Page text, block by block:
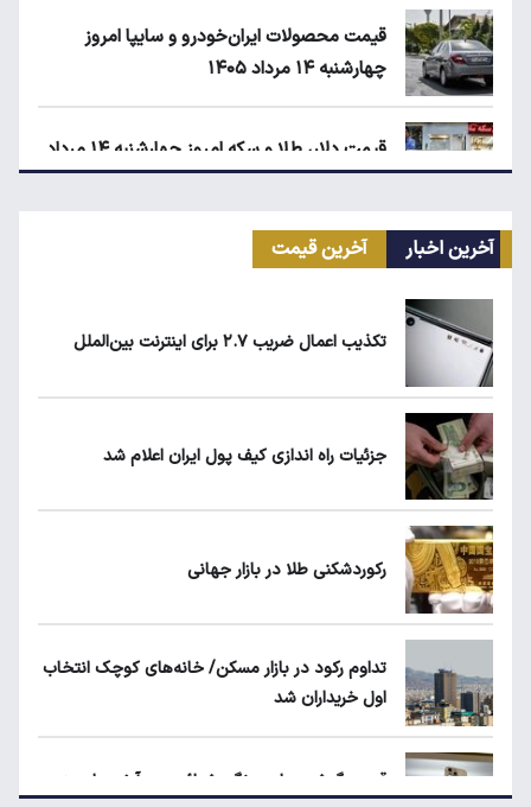
قیمت محصولات ایران‌خودرو و سایپا امروز
چهارشنبه ۱۴ مرداد ۱۴۰۵
قیمت دلار، طلا و سکه امروز چهارشنبه ۱۴ مرداد
۱۴۰۵
انتقال سهمیه بنزین خودروها به کارت بانکی تا
زمان شارژ کالابرگ با رقم آخر کد ملی صفر تا ۲
آخرین اخبار آخرین قیمت
تکذیب اعمال ضریب ۲.۷ برای اینترنت بین‌الملل
جزئیات راه اندازی کیف پول ایران اعلام شد
رکوردشکنی طلا در بازار جهانی
تداوم رکود در بازار مسکن/ خانه‌های کوچک انتخاب
اول خریداران شد
قیمت گوشی سامسونگ، شیائومی و آیفون امروز